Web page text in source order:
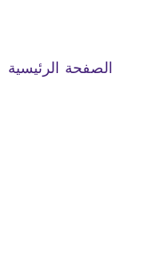
الصفحة الرئيسية